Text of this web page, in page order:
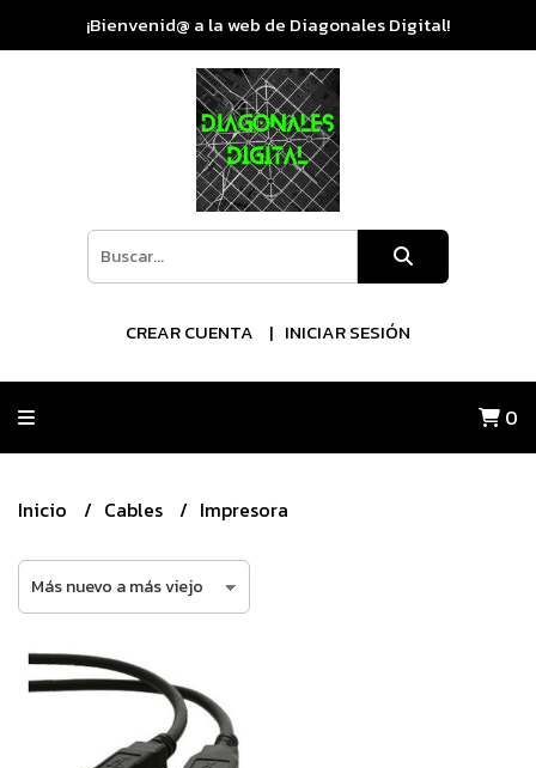
¡Bienvenid@ a la web de Diagonales Digital!
CREAR CUENTA INICIAR SESIÓN
0
Inicio Cables Impresora